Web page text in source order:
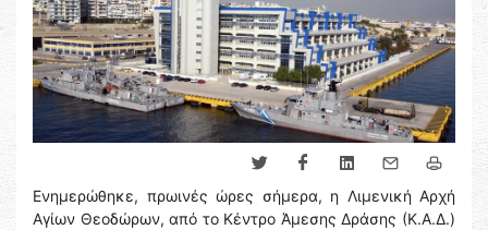
Ενημερώθηκε, πρωινές ώρες σήμερα, η Λιμενική Αρχή
Αγίων Θεοδώρων, από το Κέντρο Άμεσης Δράσης (Κ.Α.Δ.)